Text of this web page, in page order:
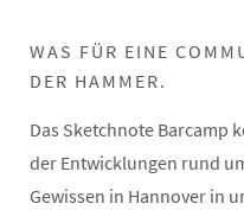
WAS FÜR EINE
DER HAMMER.
Das Sketchnote Barcamp
der Entwicklungen rund
Gewissen in Hannover in